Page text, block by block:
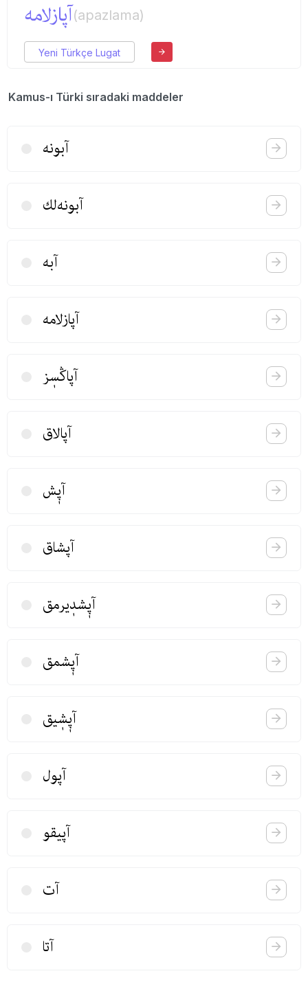
آپازلامه(apazlama)
Yeni Türkçe Lugat
Kamus-ı Türki sıradaki maddeler
آبونه‌
آبونه‌لك
آبه‌
آپازلامه‌
آپاڭسٖز
آپالاق
آپٖش
آپشاق
آپٖشدٖیرمق
آپٖشمق
آپٖشٖیق
آپول
آپیقو
آت
آتا